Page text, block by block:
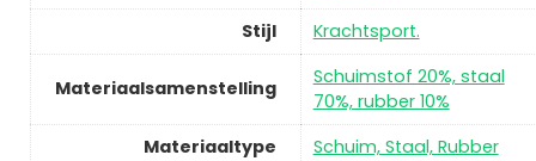
Stijl
Krachtsport.
Materiaalsamenstelling
Schuimstof 20%, staal
70%, rubber 10%
Materiaaltype
Schuim, Staal, Rubber